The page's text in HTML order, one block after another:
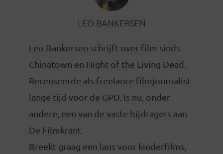
LEO BANKERSEN
Leo Bankersen schrijft over film sinds
Chinatown en Night of the Living Dead.
Recenseerde als freelance filmjournalist
lange tijd voor de GPD. Is nu, onder
andere, een van de vaste bijdragers aan
De Filmkrant.
Breekt graag een lans voor kinderfilms,